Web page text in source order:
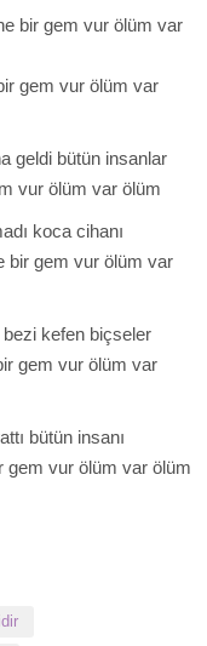
bir gem vur ölüm var
gem vur ölüm var
geldi bütün insanlar
vur ölüm var ölüm
koca cihanı
bir gem vur ölüm var
kefen biçseler
gem vur ölüm var
bütün insanı
gem vur ölüm var ölüm